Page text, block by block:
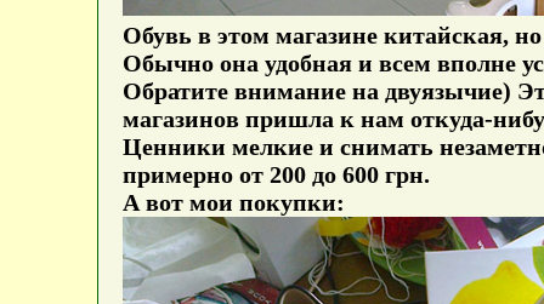
Обувь в этом магазине китайская,
Обычно она удобная и всем вполне
Обратите внимание на двуязычие)
магазинов пришла к нам откуда-
Ценники мелкие и снимать
примерно от 200 до 600 грн.
А вот мои покупки: